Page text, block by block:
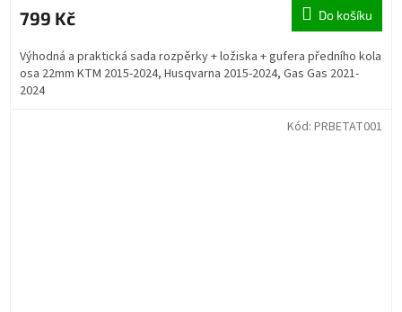
799 Kč Do košíku
Výhodná a praktická sada rozpěrky + ložiska + gufera předního kola
osa 22mm KTM 2015-2024, Husqvarna 2015-2024, Gas Gas 2021-
2024
Kód: PRBETAT001